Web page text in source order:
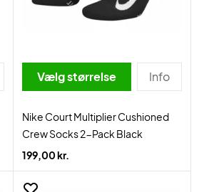
Vælg størrelse Info
Nike Court Multiplier Cushioned
Crew Socks 2-Pack Black
199,00 kr.